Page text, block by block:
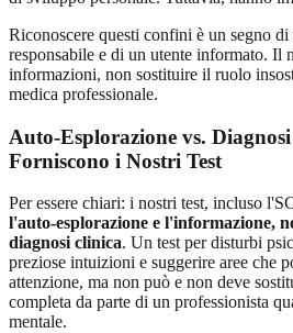
Riconoscere questi confini è un segno di
responsabile e di un utente informato. Il
informazioni, non sostituire il ruolo
medica professionale.
Auto-Esplorazione vs.
Forniscono i Nostri Test
Per essere chiari: i nostri test, incluso
l'auto-esplorazione e l'informazione,
diagnosi clinica. Un test per disturbi
preziose intuizioni e suggerire aree che
attenzione, ma non può e non deve
completa da parte di un professionista
mentale.